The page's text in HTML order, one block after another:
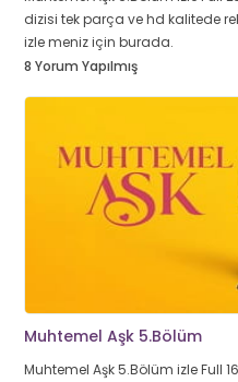
dizisi tek parça ve hd kalitede
izle meniz için burada.
8 Yorum Yapılmış
Muhtemel Aşk 5.Bölüm
Muhtemel Aşk 5.Bölüm izle Full